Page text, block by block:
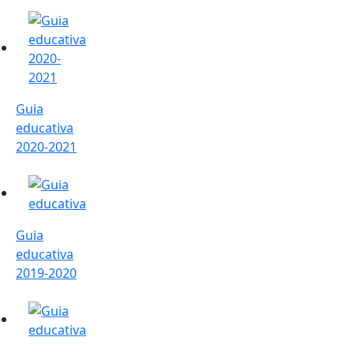
Guia educativa 2020-2021
Guia
educativa
2020-2021
Guia educativa 2019-2020
Guia
educativa
2019-2020
Guia educativa 2018-2019